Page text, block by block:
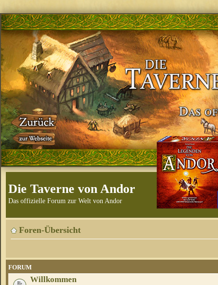
Die Taverne von Andor
Das offizielle Forum zur Welt von Andor
Foren-Übersicht
FORUM
Willkommen